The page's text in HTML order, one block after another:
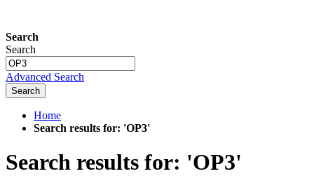
Search
Search
Advanced Search
Search
Home
Search results for: 'OP3'
Search results for: 'OP3'